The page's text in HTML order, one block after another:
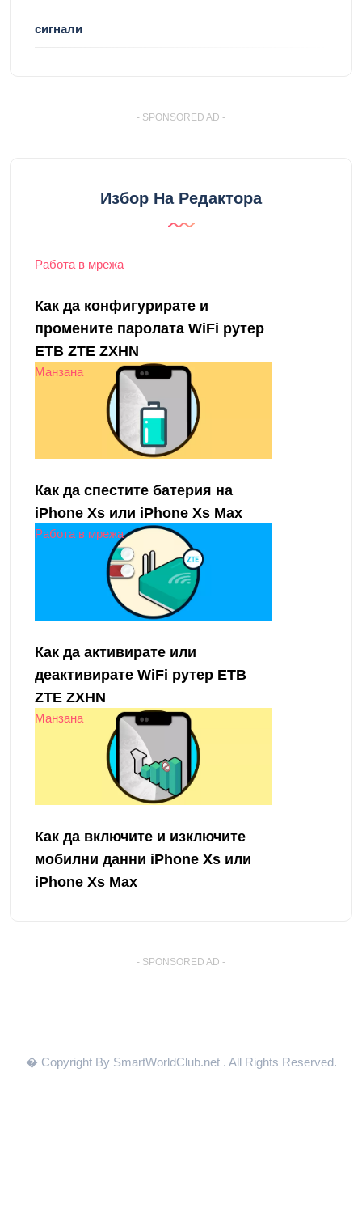
сигнали
- SPONSORED AD -
Избор На Редактора
Работа в мрежа
Как да конфигурирате и
промените паролата WiFi рутер
ETB ZTE ZXHN
Манзана
Как да спестите батерия на
iPhone Xs или iPhone Xs Max
Работа в мрежа
Как да активирате или
деактивирате WiFi рутер ETB
ZTE ZXHN
Манзана
Как да включите и изключите
мобилни данни iPhone Xs или
iPhone Xs Max
- SPONSORED AD -
� Copyright By SmartWorldClub.net . All Rights Reserved.